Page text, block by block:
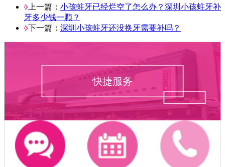
上一篇： 小孩蛀牙已经烂空了怎么办？深圳小孩蛀牙补
牙多少钱一颗？
下一篇： 深圳小孩蛀牙还没换牙需要补吗？
快捷服务